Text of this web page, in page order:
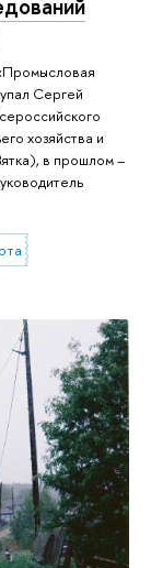
Сергей
хозяйства и
в прошлом –
в современной